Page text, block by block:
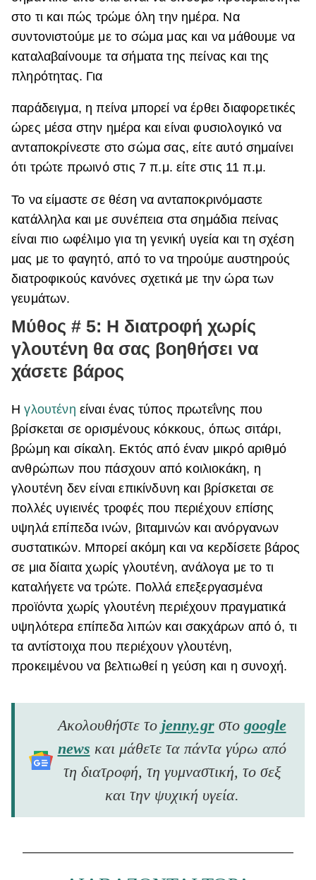
στο τι και πώς τρώμε όλη την ημέρα. Να
συντονιστούμε με το σώμα μας και να μάθουμε να
καταλαβαίνουμε τα σήματα της πείνας και της
πληρότητας. Για
παράδειγμα, η πείνα μπορεί να έρθει διαφορετικές
ώρες μέσα στην ημέρα και είναι φυσιολογικό να
ανταποκρίνεστε στο σώμα σας, είτε αυτό σημαίνει
ότι τρώτε πρωινό στις 7 π.μ. είτε στις 11 π.μ.
Το να είμαστε σε θέση να ανταποκρινόμαστε
κατάλληλα και με συνέπεια στα σημάδια πείνας
είναι πιο ωφέλιμο για τη γενική υγεία και τη σχέση
μας με το φαγητό, από το να τηρούμε αυστηρούς
διατροφικούς κανόνες σχετικά με την ώρα των
γευμάτων.
Μύθος # 5: Η διατροφή χωρίς
γλουτένη θα σας βοηθήσει να
χάσετε βάρος
Ηγλουτένη είναι ένας τύπος πρωτεΐνης που
βρίσκεται σε ορισμένους κόκκους, όπως σιτάρι,
βρώμη και σίκαλη. Εκτός από έναν μικρό αριθμό
ανθρώπων που πάσχουν από κοιλιοκάκη, η
γλουτένη δεν είναι επικίνδυνη και βρίσκεται σε
πολλές υγιεινές τροφές που περιέχουν επίσης
υψηλά επίπεδα ινών, βιταμινών και ανόργανων
συστατικών. Μπορεί ακόμη και να κερδίσετε βάρος
σε μια δίαιτα χωρίς γλουτένη, ανάλογα με το τι
καταλήγετε να τρώτε. Πολλά επεξεργασμένα
προϊόντα χωρίς γλουτένη περιέχουν πραγματικά
υψηλότερα επίπεδα λιπών και σακχάρων από ό, τι
τα αντίστοιχα που περιέχουν γλουτένη,
προκειμένου να βελτιωθεί η γεύση και η συνοχή.
Ακολουθήστε το jenny.grστο google
news και μάθετε τα πάντα γύρω από
τη διατροφή, τη γυμναστική, το σεξ
και την ψυχική υγεία.